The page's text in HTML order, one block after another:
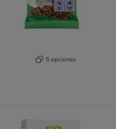
5 opciones